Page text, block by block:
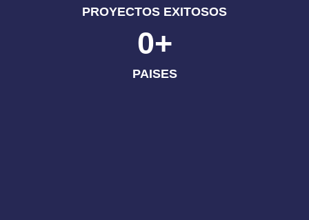
PROYECTOS EXITOSOS
PAISES
0+